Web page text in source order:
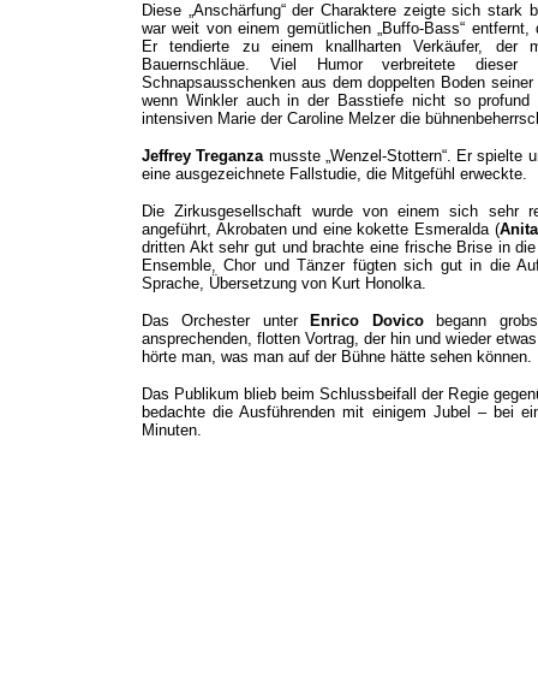
Diese „Anschärfung“ der Charaktere zeigte sich
war weit von einem gemütlichen „Buffo-Bass“
Er tendierte zu einem knallharten Verkäufer, der
Bauernschläue. Viel Humor verbreitete
Schnapsausschenken aus dem doppelten Boden
wenn Winkler auch in der Basstiefe nicht so
intensiven Marie der Caroline Melzer die
Jeffrey Treganza musste „Wenzel-Stottern“. Er spielte
eine ausgezeichnete Fallstudie, die Mitgefühl erweckte.
Die Zirkusgesellschaft wurde von einem sich sehr
angeführt, Akrobaten und eine kokette Esmeralda (
dritten Akt sehr gut und brachte eine frische Brise in
Ensemble, Chor und Tänzer fügten sich gut in die
Sprache, Übersetzung von Kurt Honolka.
Das Orchester unterEnrico Dovicobegann
ansprechenden, flotten Vortrag, der hin und wieder
hörte man, was man auf der Bühne hätte sehen können.
Das Publikum blieb beim Schlussbeifall der Regie
bedachte die Ausführenden mit einigem Jubel – bei
Minuten.